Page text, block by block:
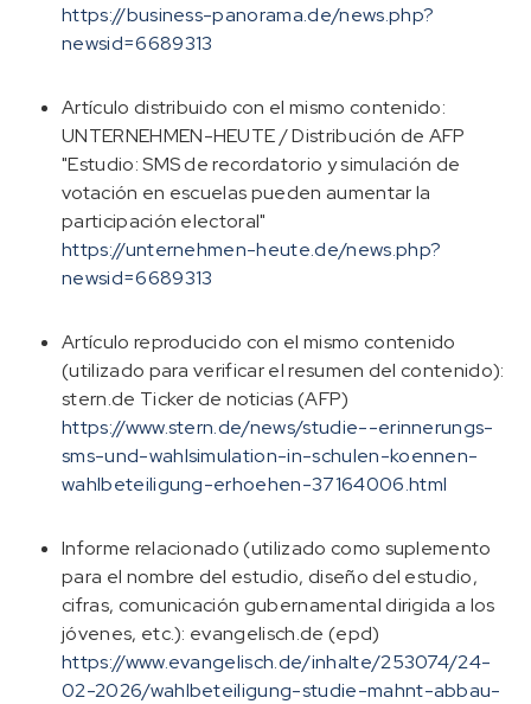
https://business-panorama.de/news.php?
newsid=6689313
Artículo distribuido con el mismo contenido:
UNTERNEHMEN-HEUTE / Distribución de AFP
"Estudio: SMS de recordatorio y simulación de
votación en escuelas pueden aumentar la
participación electoral"
https://unternehmen-heute.de/news.php?
newsid=6689313
Artículo reproducido con el mismo contenido
(utilizado para verificar el resumen del contenido):
stern.de Ticker de noticias (AFP)
https://www.stern.de/news/studie--erinnerungs-
sms-und-wahlsimulation-in-schulen-koennen-
wahlbeteiligung-erhoehen-37164006.html
Informe relacionado (utilizado como suplemento
para el nombre del estudio, diseño del estudio,
cifras, comunicación gubernamental dirigida a los
jóvenes, etc.): evangelisch.de (epd)
https://www.evangelisch.de/inhalte/253074/24-
02-2026/wahlbeteiligung-studie-mahnt-abbau-